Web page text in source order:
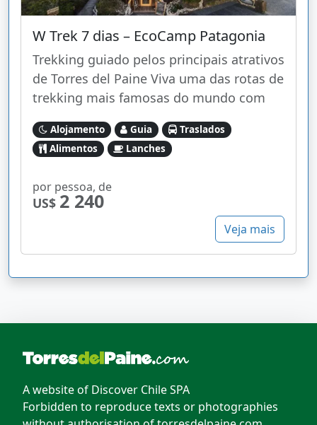
W Trek 7 dias – EcoCamp Patagonia
Trekking guiado pelos principais atrativos
de Torres del Paine Viva uma das rotas de
trekking mais famosas do mundo com
Alojamento Guia
Traslados
Alimentos
Lanches
por pessoa, de
US$ 2 240
Veja mais
A website of Discover Chile SPA
Forbidden to reproduce texts or photographies